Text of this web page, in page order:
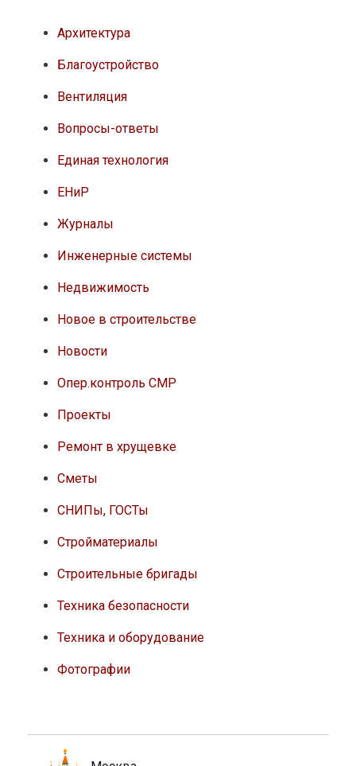
Архитектура
Благоустройство
Вентиляция
Вопросы-ответы
Единая технология
ЕНиР
Журналы
Инженерные системы
Недвижимость
Новое в строительстве
Новости
Опер.контроль СМР
Проекты
Ремонт в хрущевке
Сметы
СНИПы, ГОСТы
Стройматериалы
Строительные бригады
Техника безопасности
Техника и оборудование
Фотографии